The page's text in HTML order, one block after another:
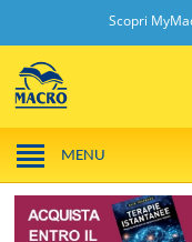
Scopri
MENU